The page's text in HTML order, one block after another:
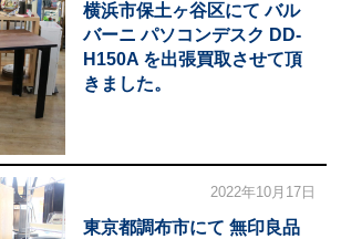
横浜市保土ヶ谷区にて バル
バーニ パソコンデスク DD-
H150A を出張買取させて頂
きました。
2022年10月17日
東京都調布市にて 無印良品